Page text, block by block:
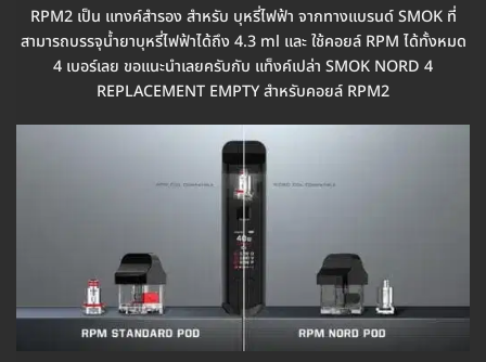
RPM2 เป็น แทงค์สำรอง สำหรับ บุหรี่ไฟฟ้า จากทางแบรนด์ SMOK ที่
สามารถบรรจุน้ำยาบุหรี่ไฟฟ้าได้ถึง 4.3 ml และ ใช้คอยล์ RPM ได้ทั้งหมด
4 เบอร์เลย ขอแนะนำเลยครับกับ แท็งค์เปล่า SMOK NORD 4
REPLACEMENT EMPTY สำหรับคอยล์ RPM2